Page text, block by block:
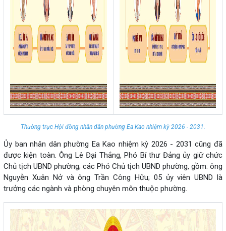
Thường trực Hội đồng nhân dân phường Ea Kao nhiệm kỳ 2026 - 2031.
Ủy ban nhân dân phường Ea Kao nhiệm kỳ 2026 - 2031 cũng đã
được kiện toàn. Ông Lê Đại Thắng, Phó Bí thư Đảng ủy giữ chức
Chủ tịch UBND phường; các Phó Chủ tịch UBND phường, gồm: ông
Nguyễn Xuân Nở và ông Trần Công Hữu; 05 ủy viên UBND là
trưởng các ngành và phòng chuyên môn thuộc phường.